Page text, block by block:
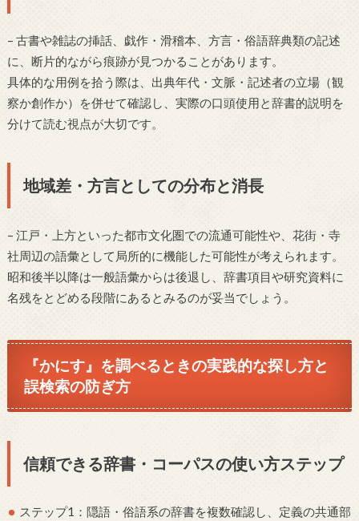
– 古書や雑誌の挿話、戯作・滑稽本、方言・俗語辞典類の記述
に、断片的ながら痕跡が見つかることがあります。
具体的な用例を拾う際は、出典年代・文脈・記述者の立場（観
察か創作か）を併せて確認し、実際の口頭使用と辞書的説明を
分けて読む視点が大切です。
地域差・方言としての分布と消長
– 江戸・上方といった都市文化圏での流通可能性や、花街・寺
社周辺の語彙として局所的に機能した可能性が考えられます。
昭和後半以降は一般語彙からは後退し、辞書項目や研究資料に
名残をとどめる段階にあるとみるのが妥当でしょう。
『かにす』を調べるときの実践的な探し方と
誤検索の防ぎ方
信頼できる辞書・コーパスの使い方ステップ
ステップ1：隠語・俗語系の辞書を複数確認し、定義の共通部